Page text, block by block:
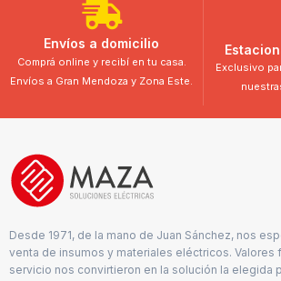
Envíos a domicilio
Comprá online y recibí en tu casa.
Envíos a Gran Mendoza y Zona Este.
Exclusivo
Desde 1971, de la mano de Juan Sánchez, nos
venta de insumos y materiales eléctricos. Valores
servicio nos convirtieron en la solución la elegida